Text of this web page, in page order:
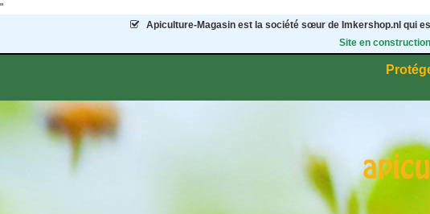
"
Apiculture-Magasin est la société sœur de Imkershop.nl qui
Site en